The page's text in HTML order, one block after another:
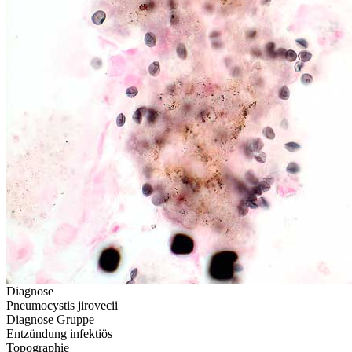
Diagnose
Pneumocystis jirovecii
Diagnose Gruppe
Entzündung infektiös
Topographie